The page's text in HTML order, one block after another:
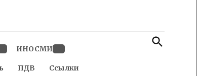
dropdown
ИНОСМИ
dropdown
ПДВ Ссылки
Open
Search